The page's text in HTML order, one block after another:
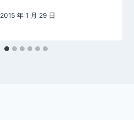
2015 年 1 月 29 日